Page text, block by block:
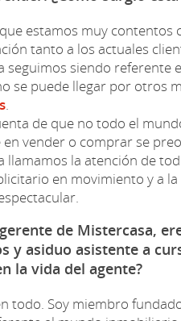
estamos muy
tanto a los actuales
seguimos siendo referente
se puede llegar por otros
.
de que no todo el
vender o comprar se
llamamos la atención de
en movimiento y a
de Mistercasa,
y asiduo asistente a
la vida del agente?
todo. Soy miembro